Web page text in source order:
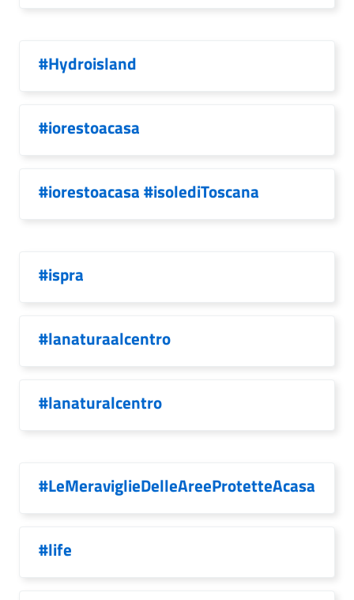
#Hydroisland
#iorestoacasa
#iorestoacasa #isolediToscana
#ispra
#lanaturaalcentro
#lanaturalcentro
#LeMeraviglieDelleAreeProtetteAcasa
#life